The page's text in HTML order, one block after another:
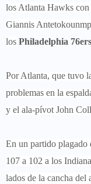
los Atlanta Hawks con
Giannis
los Philadelphia
Por Atlanta, que tuvo
problemas en la
y el ala-pívot John
En un partido plagado
107 a 102 a los
lados de la cancha